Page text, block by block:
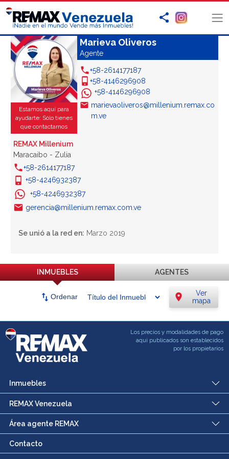
Estamos aquí para
ayudarte: Sólo tienes
que contactarnos
Marieva Oliveros
Agente
+58-2614177187
+58-4146296908
+58-4146296908
marievaoliveros@millenium.remax.co
m.ve
REMAX Millenium
Maracaibo - Zulia
+58-2614177187
+58-4246932387
+58-4246932387
gerencia@millenium.remax.com.ve
Se unió a la red en: Marzo 2019
INMUEBLES AGENTES
swap_vert Ordenar location_on
Ver
mapa
Los precios y modalidades de pago
aqui publicados son establecidos
por los propietarios
Inmuebles
REMAX Venezuela
Área agente REMAX
Contacto